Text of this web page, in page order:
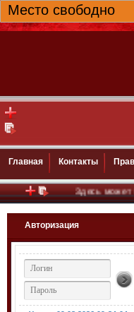
Место свободно
Главная Контакты
Здесь может быть Ваша
Авторизация